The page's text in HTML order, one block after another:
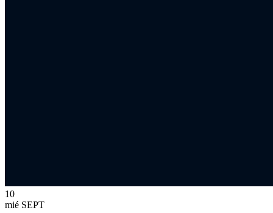
10
mié SEPT